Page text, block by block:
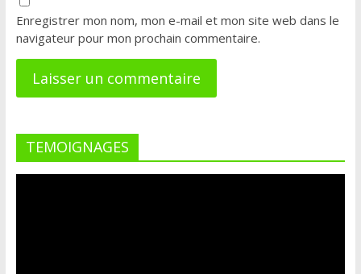
Enregistrer mon nom, mon e-mail et mon site web dans le
navigateur pour mon prochain commentaire.
TEMOIGNAGES